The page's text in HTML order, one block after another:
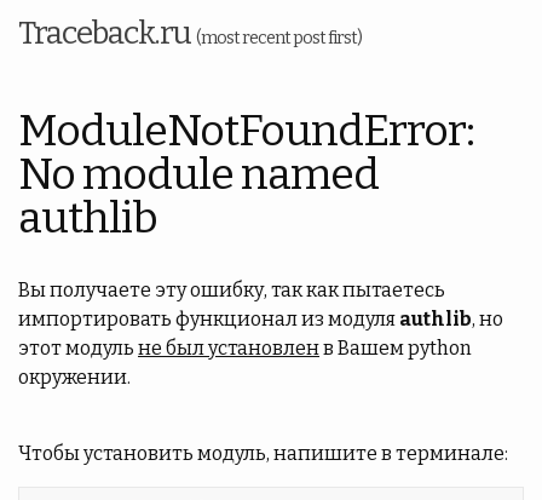
Traceback.ru (most recent post first)
ModuleNotFoundError:
No module named
authlib
Вы получаете эту ошибку, так как пытаетесь
импортировать функционал из модуля authlib, но
этот модуль не был установленв Вашем python
окружении.
Чтобы установить модуль, напишите в терминале: